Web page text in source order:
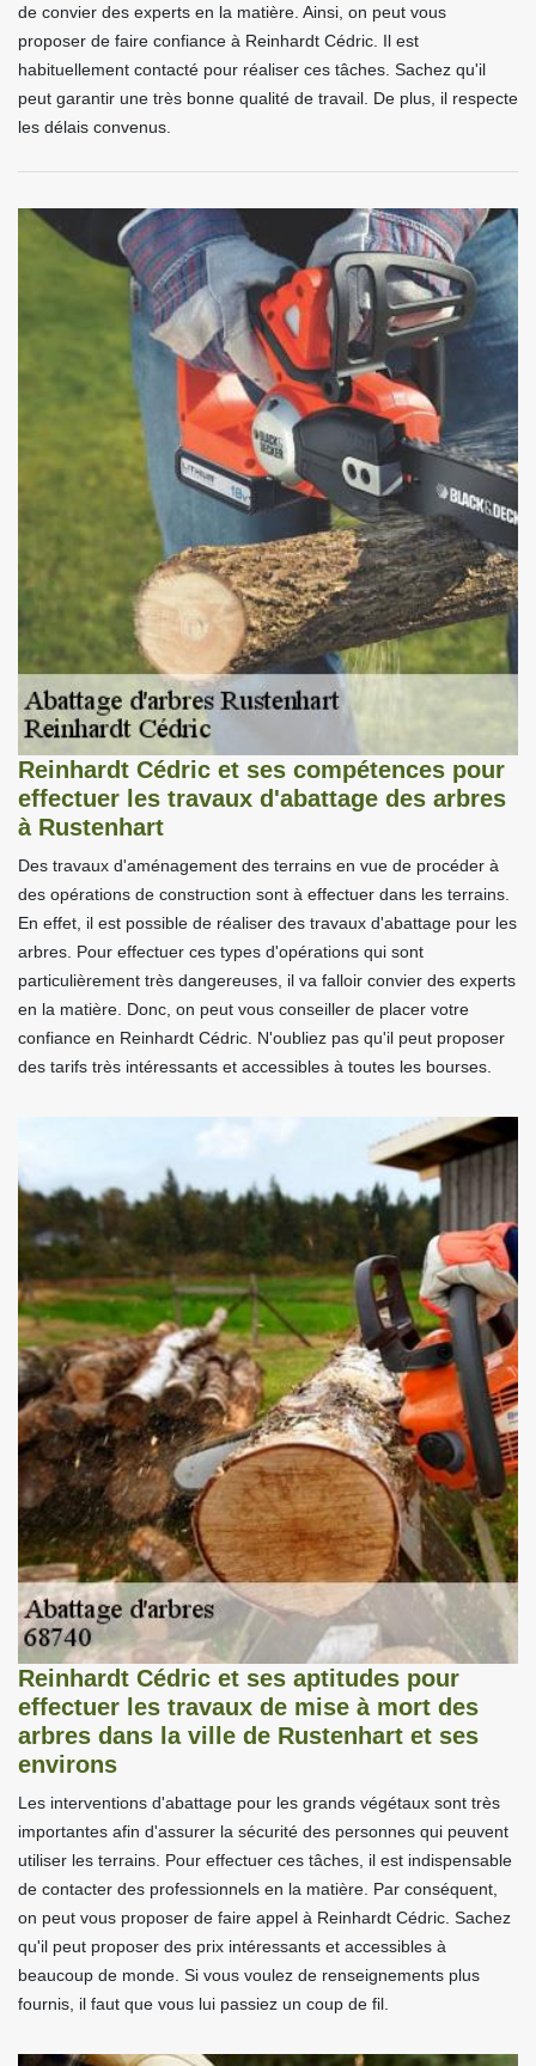
de convier des experts en la matière. Ainsi, on peut vous
proposer de faire confiance à Reinhardt Cédric. Il est
habituellement contacté pour réaliser ces tâches. Sachez qu'il
peut garantir une très bonne qualité de travail. De plus, il respecte
les délais convenus.
Reinhardt Cédric et ses compétences pour
effectuer les travaux d'abattage des arbres
à Rustenhart
Des travaux d'aménagement des terrains en vue de procéder à
des opérations de construction sont à effectuer dans les terrains.
En effet, il est possible de réaliser des travaux d'abattage pour les
arbres. Pour effectuer ces types d'opérations qui sont
particulièrement très dangereuses, il va falloir convier des experts
en la matière. Donc, on peut vous conseiller de placer votre
confiance en Reinhardt Cédric. N'oubliez pas qu'il peut proposer
des tarifs très intéressants et accessibles à toutes les bourses.
Reinhardt Cédric et ses aptitudes pour
effectuer les travaux de mise à mort des
arbres dans la ville de Rustenhart et ses
environs
Les interventions d'abattage pour les grands végétaux sont très
importantes afin d'assurer la sécurité des personnes qui peuvent
utiliser les terrains. Pour effectuer ces tâches, il est indispensable
de contacter des professionnels en la matière. Par conséquent,
on peut vous proposer de faire appel à Reinhardt Cédric. Sachez
qu'il peut proposer des prix intéressants et accessibles à
beaucoup de monde. Si vous voulez de renseignements plus
fournis, il faut que vous lui passiez un coup de fil.